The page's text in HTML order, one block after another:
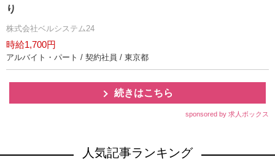
り
株式会社ベルシステム24
時給1,700円
アルバイト・パート / 契約社員 / 東京都
続きはこちら
sponsored by 求人ボックス
人気記事ランキング